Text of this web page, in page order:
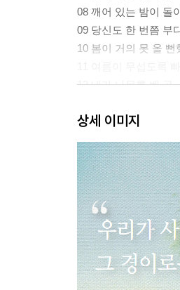
08 깨어 있는 밤이 돌
09 당신도 한 번쯤 부
10 봄이 거의 못 올 뻔
12 내가 나무를 벤 곳
14 모든 이의 것이지
15 그는 어떻게 시작
16 그녀는 어떻게 시
17 죽음에 ‘아니’라고
18 봄은 언제나 기적
19 여름의 즐거움은
20 가을이라는 교활
21 겨울이고 게다가
22 그곳은 얼마나 부
23 청새치는 흐름을
상세 이미지